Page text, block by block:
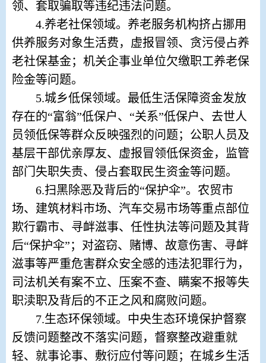
领、套取骗取等违纪违法问题。
4.养老社保领域。养老服务机构挤占挪用
供养服务对象生活费，虚报冒领、贪污侵占养
老社保基金；机关企事业单位欠缴职工养老保
险金等问题。
5.城乡低保领域。最低生活保障资金发放
存在的“富翁”低保户、“关系”低保户、去世人
员领低保等群众反映强烈的问题；公职人员及
基层干部优亲厚友、虚报冒领低保资金，监管
部门失职失责、侵占套取民生资金等问题。
6.扫黑除恶及背后的“保护伞”。农贸市
场、建筑材料市场、汽车交易市场等重点部位
欺行霸市、寻衅滋事、任性执法等问题及其背
后“保护伞”；对盗窃、赌博、故意伤害、寻衅
滋事等严重危害群众安全感的违法犯罪行为，
司法机关有案不立、压案不查、瞒案不报等失
职渎职及背后的不正之风和腐败问题。
7.生态环保领域。中央生态环境保护督察
反馈问题整改不落实问题，督察整改避重就
轻、就事论事、敷衍应付等问题；在城乡生活